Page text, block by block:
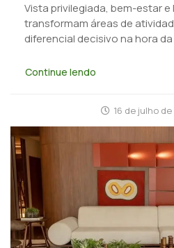
Vista privilegiada, bem-estar
transformam áreas de
diferencial decisivo na hora
Continue lendo
16 de julho